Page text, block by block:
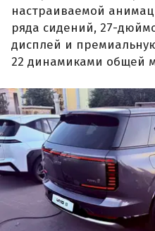
настраиваемой
ряда сидений, 27-
дисплей и
22 динамиками общей